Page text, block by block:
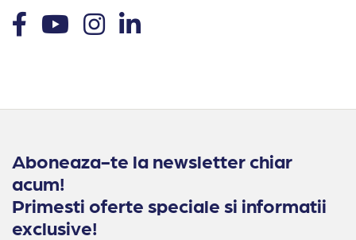
Aboneaza-te la newsletter chiar
acum!
Primesti oferte speciale si informatii
exclusive!